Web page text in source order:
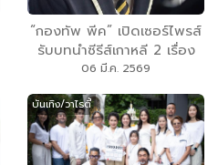
“กองทัพ พีค” เปิดเซอร์ไพรส์
รับบทนำซีรีส์เกาหลี 2 เรื่อง
ติด เปิดตัว Global Short-
Romance” ประชันเคมีนัก
แสดงรุ่นใหม่ ตอกย้ำพระเอก
อินเตอร์เต็มตัว
06 มี.ค. 2569
บันเทิง/วาไรตี้